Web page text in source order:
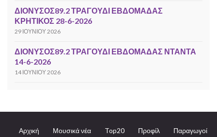
ΔΙΟΝΥΣΟΣ89.2 ΤΡΑΓΟΥΔΙ ΕΒΔΟΜΑΔΑΣ
ΚΡΗΤΙΚΟΣ 28-6-2026
29 ΙΟΥΝΊΟΥ 2026
ΔΙΟΝΥΣΟΣ89.2 ΤΡΑΓΟΥΔΙ ΕΒΔΟΜΑΔΑΣ ΝΤΑΝΤΑ
14-6-2026
14 ΙΟΥΝΊΟΥ 2026
Αρχική Μουσικά νέα Top20 Προφίλ
Παραγωγοί